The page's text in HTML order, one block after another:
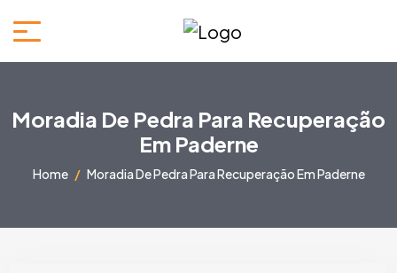
Moradia De Pedra Para Recuperação
Em Paderne
Home Moradia De Pedra Para Recuperação Em Paderne